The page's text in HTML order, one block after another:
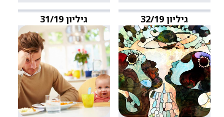
גיליון 32/19 גיליון 31/19